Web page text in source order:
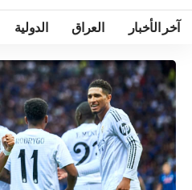
آخر الأخبار العراق الدولية